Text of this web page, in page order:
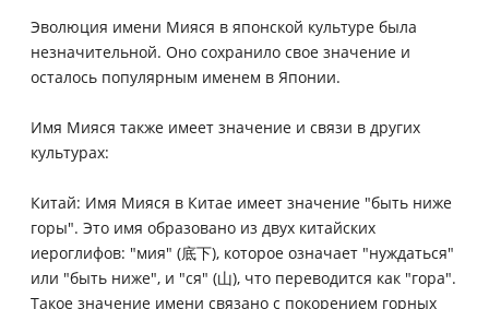
Эволюция имени Мияся в японской культуре была
незначительной. Оно сохранило свое значение и
осталось популярным именем в Японии.
Имя Мияся также имеет значение и связи в других
культурах:
Китай: Имя Мияся в Китае имеет значение "быть ниже
горы". Это имя образовано из двух китайских
иероглифов: "мия" (底下), которое означает "нуждаться"
или "быть ниже", и "ся" (山), что переводится как "гора".
Такое значение имени связано с покорением горных